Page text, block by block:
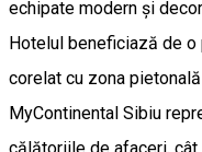
echipate modern și
Hotelul beneficiază de
corelat cu zona
MyContinental Sibiu